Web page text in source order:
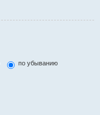
по убыванию